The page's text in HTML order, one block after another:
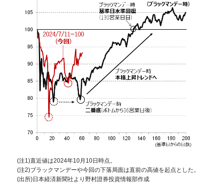
(注1)直近値は2024年10月10日時点。
(注2)ブラックマンデーや今回の下落局面は直前の高値を起点とした。
(出所)日本経済新聞社より野村證券投資情報部作成